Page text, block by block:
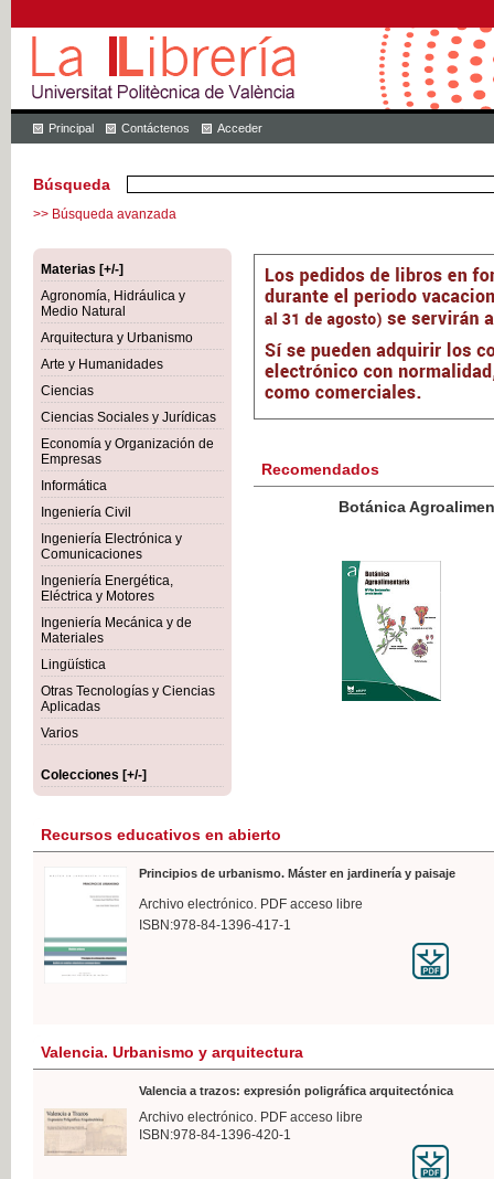
Principal Contáctenos Acceder
Búsqueda
>> Búsqueda avanzada
Materias [+/-]
Agronomía, Hidráulica y
Medio Natural
Arquitectura y Urbanismo
Arte y Humanidades
Ciencias
Ciencias Sociales y Jurídicas
Economía y Organización de
Empresas
Informática
Ingeniería Civil
Ingeniería Electrónica y
Comunicaciones
Ingeniería Energética,
Eléctrica y Motores
Ingeniería Mecánica y de
Materiales
Lingüística
Otras Tecnologías y Ciencias
Aplicadas
Varios
Colecciones [+/-]
Recomendados
Botánica Agroalimentaria
Recursos educativos en abierto
Principios de urbanismo. Máster en jardinería y paisaje
Archivo electrónico. PDF acceso libre
ISBN:978-84-1396-417-1
Valencia. Urbanismo y arquitectura
Valencia a trazos: expresión poligráfica arquitectónica
Archivo electrónico. PDF acceso libre
ISBN:978-84-1396-420-1